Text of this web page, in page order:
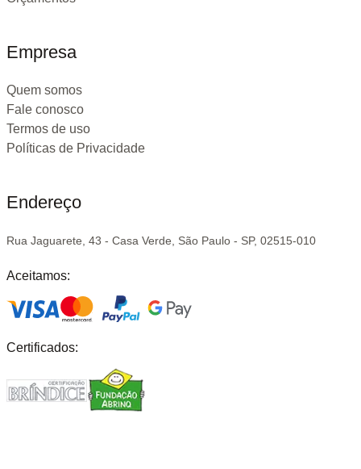
Empresa
Quem somos
Fale conosco
Termos de uso
Políticas de Privacidade
Endereço
Rua Jaguarete, 43 - Casa Verde, São Paulo - SP, 02515-010
Aceitamos:
Certificados: